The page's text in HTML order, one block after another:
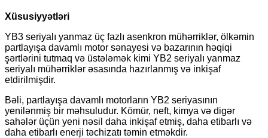
Xüsusiyyətləri
YB3 seriyalı yanmaz üç fazlı asenkron mühərriklər, ölkəmin
partlayışa davamlı motor sənayesi və bazarının həqiqi
şərtlərini tutmaq və üstələmək kimi YB2 seriyalı yanmaz
seriyalı mühərriklər əsasında hazırlanmış və inkişaf
etdirilmişdir.
Bəli, partlayışa davamlı motorların YB2 seriyasının
yenilənmiş bir məhsuludur. Kömür, neft, kimya və digər
sahələr üçün yeni nəsil daha inkişaf etmiş, daha etibarlı və
daha etibarlı enerji təchizatı təmin etməkdir.